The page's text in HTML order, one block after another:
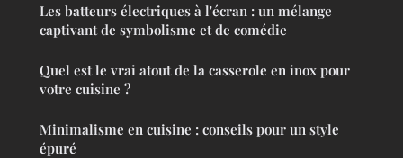
Les batteurs électriques à l'écran : un mélange
captivant de symbolisme et de comédie
Quel est le vrai atout de la casserole en inox pour
votre cuisine ?
Minimalisme en cuisine : conseils pour un style
épuré